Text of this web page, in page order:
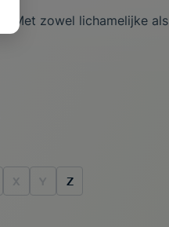
. Met zowel lichamelijke als
X Z